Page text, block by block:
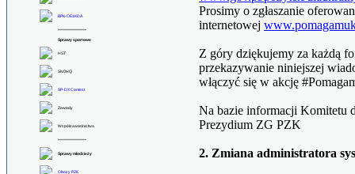
BPK-OE1KDA
******************
Sprawy sportowe
HST
SN0HQ
SP-DX Contest
Zawody
Współzawodnictwa
******************
Sprawy młodzieży
Obozy PZK
Prosimy o zgłaszanie
internetowej
Z góry dziękujemy za każdą
przekazywanie niniejszej
włączyć się w akcję
Na bazie informacji Komitetu
Prezydium ZG PZK
2. Zmiana administratora